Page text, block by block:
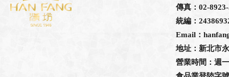
傳真：02-
統編：
Email：
地址：新北市
營業時間：週